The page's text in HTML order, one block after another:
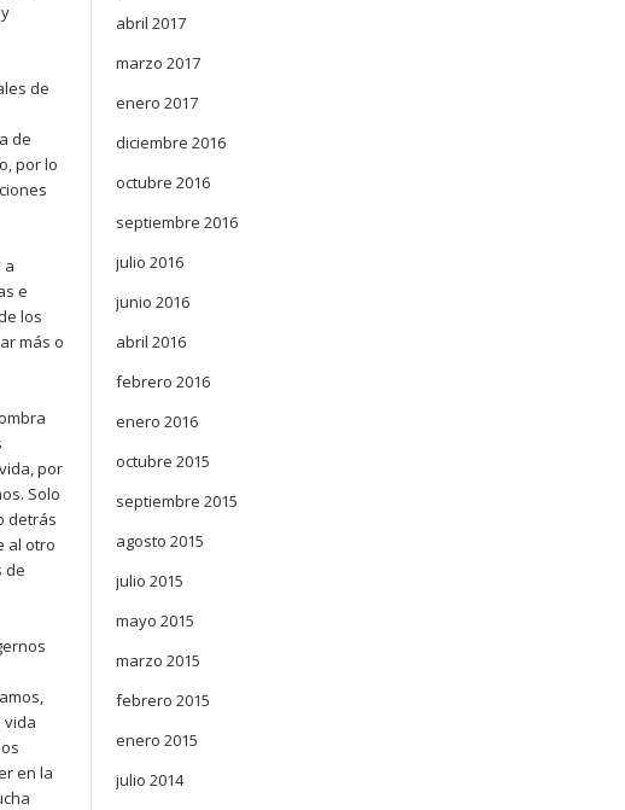
de
de
por lo
a
e
los
más o
por
Solo
detrás
al otro
de
vida
en la
abril 2017
marzo 2017
enero 2017
diciembre 2016
octubre 2016
septiembre 2016
julio 2016
junio 2016
abril 2016
febrero 2016
enero 2016
octubre 2015
septiembre 2015
agosto 2015
julio 2015
mayo 2015
marzo 2015
febrero 2015
enero 2015
julio 2014